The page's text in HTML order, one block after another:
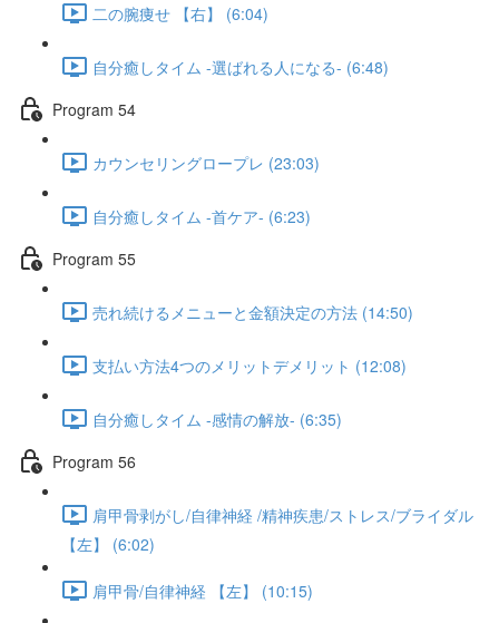
二の腕痩せ 【右】 (6:04)
自分癒しタイム -選ばれる人になる- (6:48)
Program 54
カウンセリングロープレ (23:03)
自分癒しタイム -首ケア- (6:23)
Program 55
売れ続けるメニューと金額決定の方法 (14:50)
支払い方法4つのメリットデメリット (12:08)
自分癒しタイム -感情の解放- (6:35)
Program 56
肩甲骨剥がし/自律神経 /精神疾患/ストレス/ブライダル
【左】 (6:02)
肩甲骨/自律神経 【左】 (10:15)